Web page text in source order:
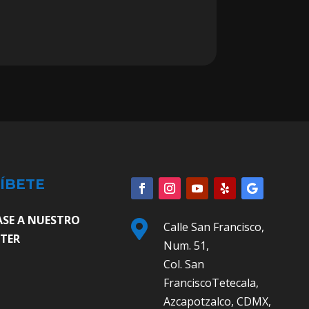
A NUESTRO

Calle San Francisco,
Num. 51,
Col. San
FranciscoTetecala,
Azcapotzalco, CDMX,